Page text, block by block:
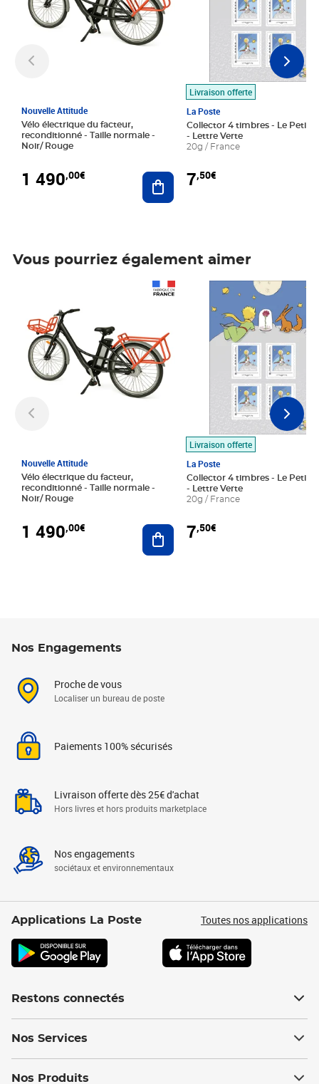
Nouvelle Attitude
Vélo électrique du facteur,
reconditionné - Taille normale -
Noir/ Rouge
1 490,00€ Ajouter au panier
Livraison offerte
La Poste
Collector 4 timbres - Le Petit
- Lettre Verte
20g / France
7,50€
Vous pourriez également aimer
Nouvelle Attitude
Vélo électrique du facteur,
reconditionné - Taille normale -
Noir/ Rouge
1 490,00€ Ajouter au panier
Livraison offerte
La Poste
Collector 4 timbres - Le Petit
- Lettre Verte
20g / France
7,50€
Prix 7,50€
Nos Engagements
Proche de vous
Localiser un bureau de poste
Paiements 100% sécurisés
Livraison offerte dès 25€ d'achat
Hors livres et hors produits marketplace
Nos engagements
sociétaux et environnementaux
Applications La Poste Toutes nos applications
Restons connectés
Nos Services
Nos Produits